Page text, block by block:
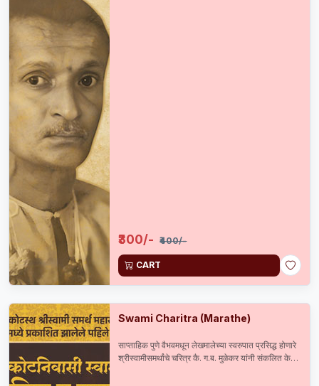
₹300/- ₹400/-
CART
Swami Charitra (Marathe)
साप्ताहिक पुणे वैभवमधून लेखमालेच्या स्वरुपात प्रसिद्ध होणारे
श्रीस्वामीसमर्थांचे चरित्र कै. ग.ब. मुळेकर यांनी संकलित केले